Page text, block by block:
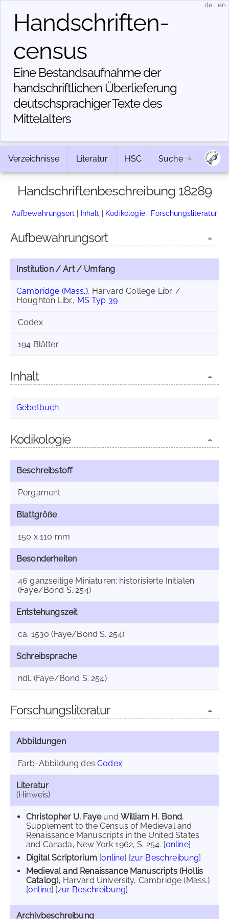
Handschriften­
census
Eine Bestandsaufnahme der
handschriftlichen Über­lieferung
deutschsprachiger Texte des
Mittelalters
de en
Verzeichnisse Literatur HSC Suche
Handschriftenbeschreibung 18289
Aufbewahrungsort | Inhalt | Kodikologie| Forschungsliteratur
Aufbewahrungsort
Institution / Art / Umfang
Cambridge (Mass.), Harvard College Libr. /
Houghton Libr., MS Typ 39
Codex
194 Blätter
Inhalt
Gebetbuch
Kodikologie
Beschreibstoff
Pergament
Blattgröße
150 x 110 mm
Besonderheiten
46 ganzseitige Miniaturen; historisierte Initialen
(Faye/Bond S. 254)
Entstehungszeit
ca. 1530 (Faye/Bond S. 254)
Schreibsprache
ndl. (Faye/Bond S. 254)
Forschungsliteratur
Abbildungen
Farb-Abbildung desCodex
Literatur
(Hinweis)
Christopher U. Fayeund William H. Bond,
Supplement to the Census of Medieval and
Renaissance Manuscripts in the United States
and Canada, New York 1962, S. 254. [online]
Digital Scriptorium [online] [zur Beschreibung]
Medieval and Renaissance Manuscripts (Hollis
Catalog), Harvard University, Cambridge (Mass.).
[online] [zur Beschreibung]
Archivbeschreibung